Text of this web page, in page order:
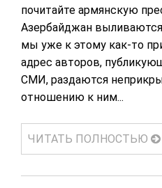
почитайте армянскую
Азербайджан
мы уже к этому как-то
адрес авторов,
СМИ, раздаются
отношению к ним...
ЧИТАТЬ ПОЛНОСТЬЮ